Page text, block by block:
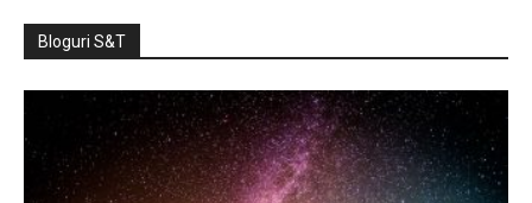
Bloguri S&T